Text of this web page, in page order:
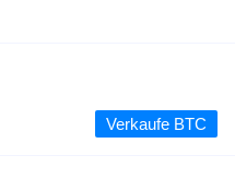
Verkaufe BTC